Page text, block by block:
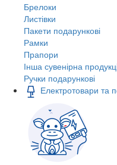
Брелоки
Листівки
Пакети подарункові
Рамки
Прапори
Інша сувенірна
Ручки подарункові
Електротовари та